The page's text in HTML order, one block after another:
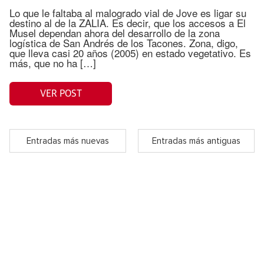
Lo que le faltaba al malogrado vial de Jove es ligar su
destino al de la ZALIA. Es decir, que los accesos a El
Musel dependan ahora del desarrollo de la zona
logística de San Andrés de los Tacones. Zona, digo,
que lleva casi 20 años (2005) en estado vegetativo. Es
más, que no ha […]
VER POST
Entradas más nuevas Entradas más antiguas